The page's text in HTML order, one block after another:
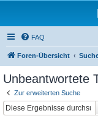
FAQ
Foren-Übersicht
Unbeantwortete
Zur erweiterten Suche